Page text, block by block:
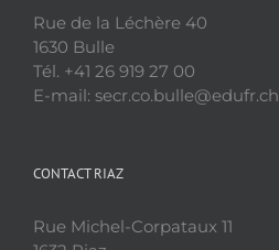
Rue de la Léchère 40
1630 Bulle
Tél. +41 26 919 27 00
E-mail: secr.co.bulle@edufr.ch
CONTACT RIAZ
Rue Michel-Corpataux 11